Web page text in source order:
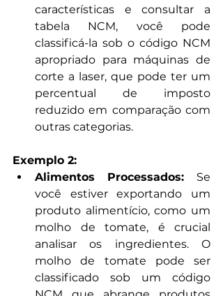
características e consultar a
tabela NCM, você pode
classificá-la sob o código NCM
apropriado para máquinas de
corte a laser, que pode ter um
percentual de imposto
reduzido em comparação com
outras categorias.
Exemplo 2:
Alimentos Processados: Se
você estiver exportando um
produto alimentício, como um
molho de tomate, é crucial
analisar os ingredientes. O
molho de tomate pode ser
classificado sob um código